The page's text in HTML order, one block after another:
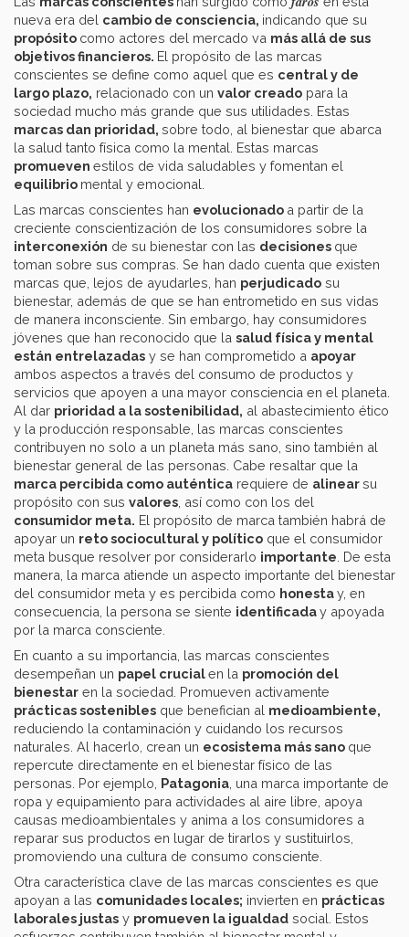
nueva era del cambio de consciencia, indicando que su
propósito como actores del mercado va más allá de sus
objetivos financieros. El propósito de las marcas
conscientes se define como aquel que es central y de
largo plazo, relacionado con un valor creado para la
sociedad mucho más grande que sus utilidades. Estas
marcas dan prioridad, sobre todo, al bienestar que abarca
la salud tanto física como la mental. Estas marcas
promueven estilos de vida saludables y fomentan el
equilibrio mental y emocional.
Las marcas conscientes han evolucionado a partir de la
creciente conscientización de los consumidores sobre la
interconexión de su bienestar con las decisiones que
toman sobre sus compras. Se han dado cuenta que existen
marcas que, lejos de ayudarles, han perjudicado su
bienestar, además de que se han entrometido en sus vidas
de manera inconsciente. Sin embargo, hay consumidores
jóvenes que han reconocido que la salud física y mental
están entrelazadas y se han comprometido a apoyar
ambos aspectos a través del consumo de productos y
servicios que apoyen a una mayor consciencia en el planeta.
Al dar prioridad a la sostenibilidad, al abastecimiento ético
y la producción responsable, las marcas conscientes
contribuyen no solo a un planeta más sano, sino también al
bienestar general de las personas. Cabe resaltar que la
marca percibida como auténtica requiere de alinearsu
propósito con sus valores , así como con los del
consumidor meta. El propósito de marca también habrá de
apoyar un reto sociocultural y político que el consumidor
meta busque resolver por considerarlo importante . De esta
manera, la marca atiende un aspecto importante del bienestar
del consumidor meta y es percibida como honestay, en
consecuencia, la persona se siente identificaday apoyada
por la marca consciente.
En cuanto a su importancia, las marcas conscientes
desempeñan un papel crucialen la promoción del
bienestar en la sociedad. Promueven activamente
prácticas sostenibles que benefician al medioambiente,
reduciendo la contaminación y cuidando los recursos
naturales. Al hacerlo, crean un ecosistema más sano que
repercute directamente en el bienestar físico de las
personas. Por ejemplo, Patagonia , una marca importante de
ropa y equipamiento para actividades al aire libre, apoya
causas medioambientales y anima a los consumidores a
reparar sus productos en lugar de tirarlos y sustituirlos,
promoviendo una cultura de consumo consciente.
Otra característica clave de las marcas conscientes es que
apoyan a las comunidades locales; invierten en prácticas
laborales justas y promueven la igualdad social. Estos